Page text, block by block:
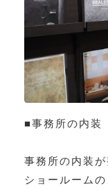
■事務所の内装
事務所の内装が
ショールーム